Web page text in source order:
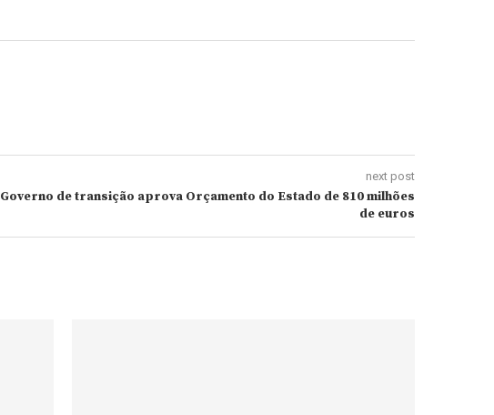
next post
de transição aprova Orçamento do Estado de 810 milhões
de euros